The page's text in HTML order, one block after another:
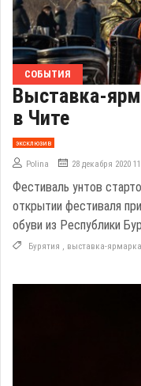
СОБЫТИЯ
Выставка-
в Чите
эксклюзив
Polina 28 декабря 2020
Фестиваль унтов
открытии фестиваля
обуви из Республики
Бурятия , выставка-ярмарка